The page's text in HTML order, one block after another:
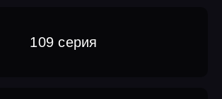
109 серия